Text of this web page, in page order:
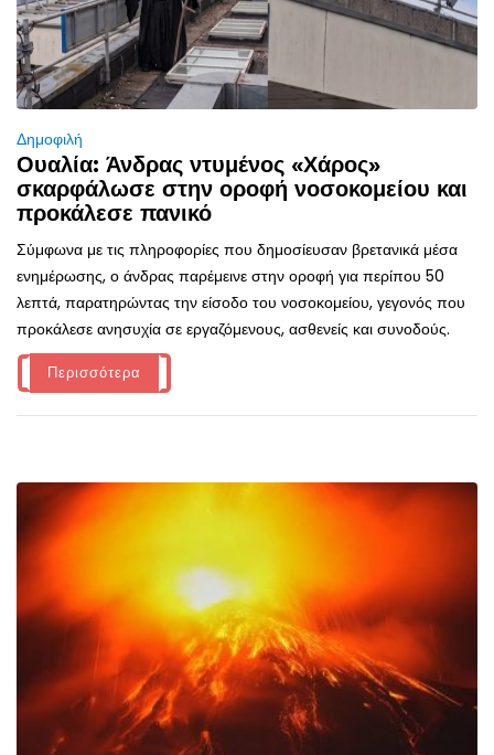
Δημοφιλή
Ουαλία: Άνδρας ντυμένος «Χάρος»
σκαρφάλωσε στην οροφή νοσοκομείου και
προκάλεσε πανικό
Σύμφωνα με τις πληροφορίες που δημοσίευσαν βρετανικά μέσα
ενημέρωσης, ο άνδρας παρέμεινε στην οροφή για περίπου 50
λεπτά, παρατηρώντας την είσοδο του νοσοκομείου, γεγονός που
προκάλεσε ανησυχία σε εργαζόμενους, ασθενείς και συνοδούς.
Περισσότερα